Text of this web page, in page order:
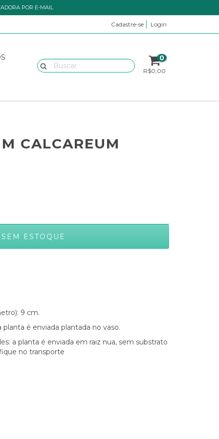
POR E-MAIL
Cadastre-se Login
0
R$0,00
CALCAREUM
9 cm.
é enviada plantada no vaso.
a planta é enviada em raiz nua, sem substrato
no transporte